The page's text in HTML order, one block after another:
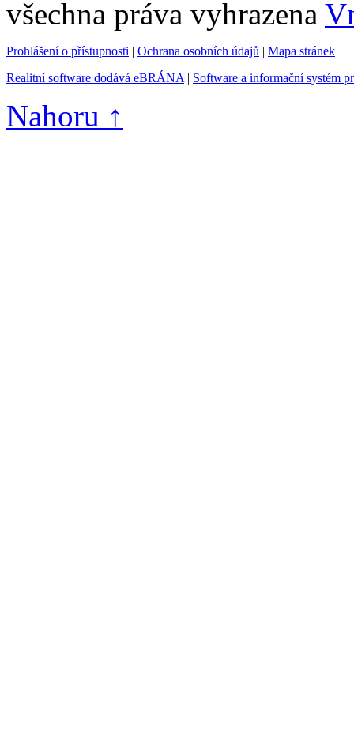
všechna práva vyhrazena
Prohlášení o přístupnosti | Ochrana osobních údajů | Mapa stránek
Realitní software dodává eBRÁNA | Software a informační systém
Nahoru ↑